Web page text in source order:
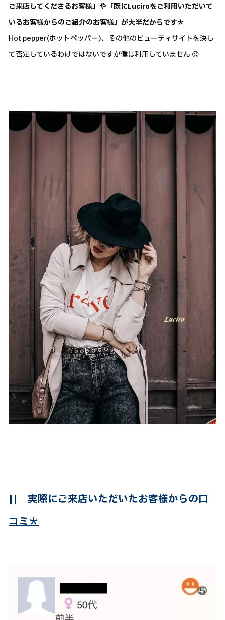
ご来店してくださるお客様」や「既にLuciroをご利用いただいて
いるお客様からのご紹介のお客様」が大半だからです＊
Hot pepper(ホットペッパー)、その他のビューティサイトを決し
て否定しているわけではないですが僕は利用していません 😉
|| 実際にご来店いただいたお客様からの口
コミ＊